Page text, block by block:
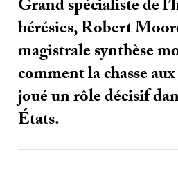
Grand spécialiste de
hérésies, Robert
magistrale synthèse
comment la chasse
joué un rôle décisif
États.